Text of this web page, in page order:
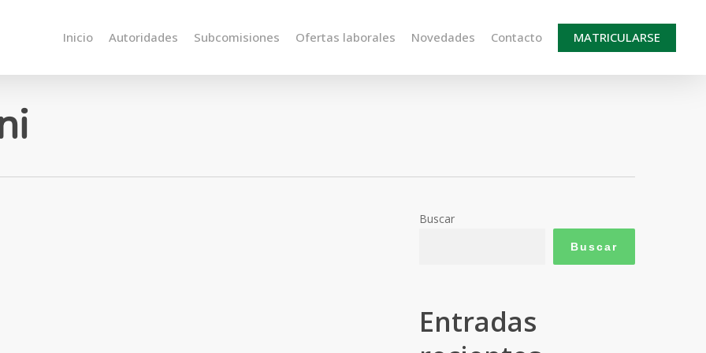
Inicio Autoridades Subcomisiones Ofertas laborales Novedades Contacto MATRICULARSE
Buscar
Buscar
Entradas